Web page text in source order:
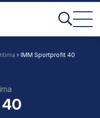
› IMM Sportprofit 40